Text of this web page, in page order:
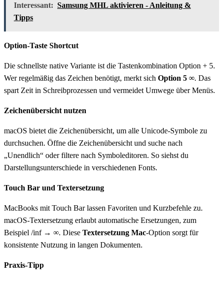
Interessant: Samsung MHL aktivieren - Anleitung &
Tipps
Option-Taste Shortcut
Die schnellste native Variante ist die Tastenkombination Option + 5.
Wer regelmäßig das Zeichen benötigt, merkt sich Option 5 ∞. Das
spart Zeit in Schreibprozessen und vermeidet Umwege über Menüs.
Zeichenübersicht nutzen
macOS bietet die Zeichenübersicht, um alle Unicode-Symbole zu
durchsuchen. Öffne die Zeichenübersicht und suche nach
„Unendlich“ oder filtere nach Symboleditoren. So siehst du
Darstellungsunterschiede in verschiedenen Fonts.
Touch Bar und Textersetzung
MacBooks mit Touch Bar lassen Favoriten und Kurzbefehle zu.
macOS-Textersetzung erlaubt automatische Ersetzungen, zum
Beispiel /inf → ∞. Diese Textersetzung Mac-Option sorgt für
konsistente Nutzung in langen Dokumenten.
Praxis-Tipp